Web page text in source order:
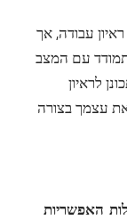
עבודה, אך
עם המצב
לראיון
עצמך בצורה
האפשריות